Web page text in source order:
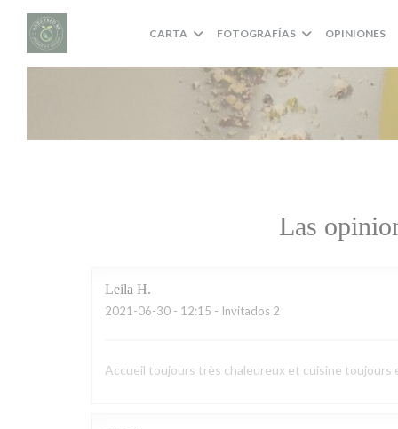
Personalización de sus opciones de cookies
CARTA FOTOGRAFÍAS OPINIONES
Las
Leila H
2021-06-30 - 12:15 - Invitados 2
Accueil toujours très chaleureux et cuisine toujours